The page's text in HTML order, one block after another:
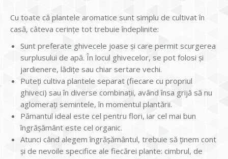
Cu toate că plantele aromatice sunt simplu de cultivat în
casă, câteva cerinţe tot trebuie îndeplinite:
Sunt preferate ghivecele joase şi care permit scurgerea
surplusului de apă. În locul ghivecelor, se pot folosi şi
jardienere, lădiţe sau chiar sertare vechi.
Puteţi cultiva plantele separat (fiecare cu propriul
ghiveci) sau în diverse combinaţii, având însa grijă să nu
aglomeraţi semintele, în momentul plantării.
Pămantul ideal este cel pentru flori, iar cel mai bun
îngrăşământ este cel organic.
Atunci când alegem îngrăşământul, trebuie să ţinem cont
şi de nevoile specifice ale fiecărei plante: cimbrul, de